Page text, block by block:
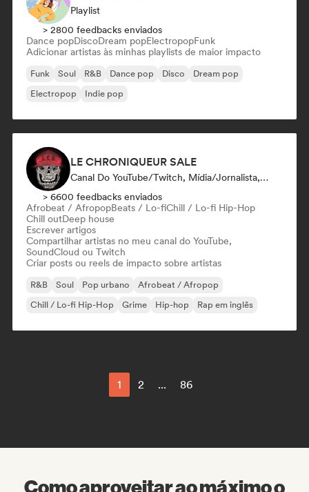
Playlist
> 2800 feedbacks enviados
Dance popDiscoDream popElectropopFunk
Adicionar artistas às minhas playlists de maior impacto
Funk Soul R&B Dance pop Disco
Dream pop
Electropop
Indie pop
LE CHRONIQUEUR SALE
Canal Do YouTube/Twitch, Mídia/Jornalista, Influenciador
> 6600 feedbacks enviados
Afrobeat / AfropopBeats / Lo-fiChill / Lo-fi Hip-Hop
Chill outDeep house
Escrever artigos
Compartilhar artistas no meu canal do YouTube,
SoundCloud ou Twitch
Criar posts ou reels de impacto sobre artistas
R&B Soul Pop urbano
Afrobeat / Afropop
Chill / Lo-fi Hip-Hop
Grime Hip-hop Rap em inglês
1 2 ... 86
Como aproveitar ao máximo o